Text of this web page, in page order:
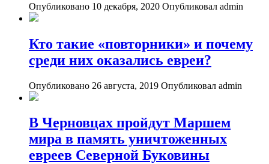
Опубликовано 10 декабря, 2020 Опубликовал admin
Кто такие «повторники» и почему
среди них оказались евреи?
Опубликовано 26 августа, 2019 Опубликовал admin
В Черновцах пройдут Маршем
мира в память уничтоженных
евреев Северной Буковины